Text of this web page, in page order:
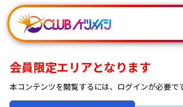
会員限定エリアとなります
本コンテンツを閲覧するには、ログインが必要です